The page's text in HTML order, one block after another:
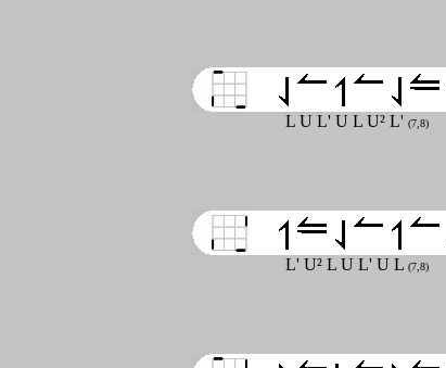
L U L' U L U² L' (7,8)
L' U² L U L' U L (7,8)